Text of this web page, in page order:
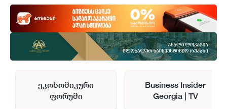
ეკონომიკური
ფორუმი
Business Insider
Georgia | TV